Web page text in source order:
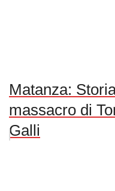
Matanza:
massacro di
Galli